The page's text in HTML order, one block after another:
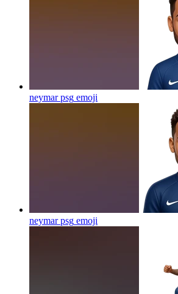
neymar psg emoji
neymar psg emoji